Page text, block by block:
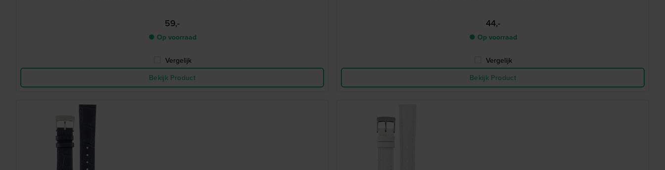
59,-
● Op voorraad
Vergelijk
Bekijk Product
44,-
● Op voorraad
Vergelijk
Bekijk Product